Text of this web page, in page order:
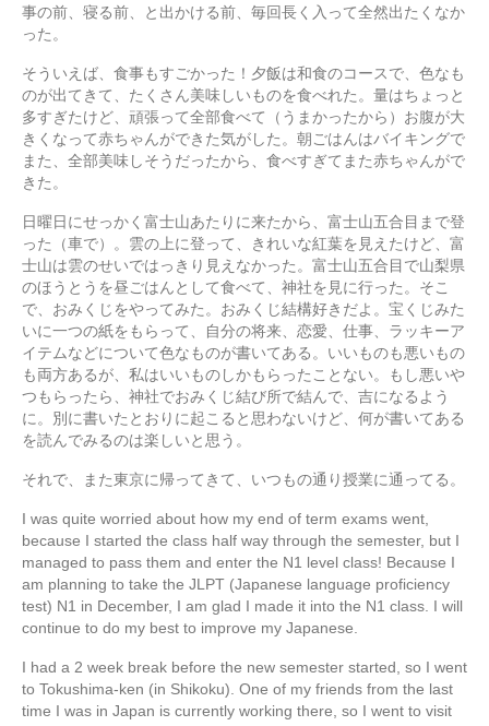
事の前、寝る前、と出かける前、毎回長く入って全然出たくなか
った。
そういえば、食事もすごかった！夕飯は和食のコースで、色なも
のが出てきて、たくさん美味しいものを食べれた。量はちょっと
多すぎたけど、頑張って全部食べて（うまかったから）お腹が大
きくなって赤ちゃんができた気がした。朝ごはんはバイキングで
また、全部美味しそうだったから、食べすぎてまた赤ちゃんがで
きた。
日曜日にせっかく富士山あたりに来たから、富士山五合目まで登
った（車で）。雲の上に登って、きれいな紅葉を見えたけど、富
士山は雲のせいではっきり見えなかった。富士山五合目で山梨県
のほうとうを昼ごはんとして食べて、神社を見に行った。そこ
で、おみくじをやってみた。おみくじ結構好きだよ。宝くじみた
いに一つの紙をもらって、自分の将来、恋愛、仕事、ラッキーア
イテムなどについて色なものが書いてある。いいものも悪いもの
も両方あるが、私はいいものしかもらったことない。もし悪いや
つもらったら、神社でおみくじ結び所で結んで、吉になるよう
に。別に書いたとおりに起こると思わないけど、何が書いてある
を読んでみるのは楽しいと思う。
それで、また東京に帰ってきて、いつもの通り授業に通ってる。
I was quite worried about how my end of term exams went,
because I started the class half way through the semester, but I
managed to pass them and enter the N1 level class! Because I
am planning to take the JLPT (Japanese language proficiency
test) N1 in December, I am glad I made it into the N1 class. I will
continue to do my best to improve my Japanese.
I had a 2 week break before the new semester started, so I went
to Tokushima-ken (in Shikoku). One of my friends from the last
time I was in Japan is currently working there, so I went to visit